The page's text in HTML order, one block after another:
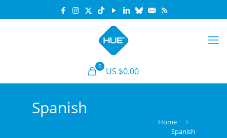
0 US $0.00
Spanish
Home
Spanish